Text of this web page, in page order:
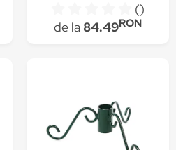
()
de la 84.49RON